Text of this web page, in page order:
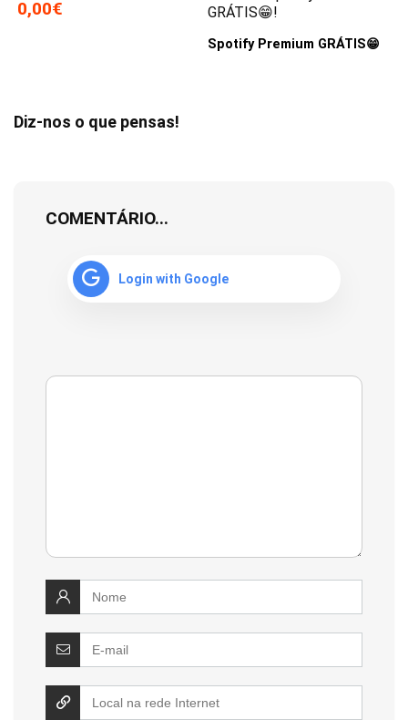
0,00€
GRÁTIS😁!
Spotify Premium GRÁTIS😁
Diz-nos o que pensas!
COMENTÁRIO...
Login with Google